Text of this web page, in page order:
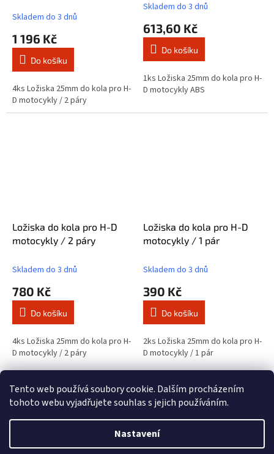
Tento web používá soubory cookie. Dalším procházením
tohoto webu vyjadřujete souhlas s jejich používáním.
Nastavení
Skladem do 3 dnů
1 196 Kč
Do košíku
4ks Ložiska 25mm do kola pro H-
D motocykly / 2 páry
Průměrné
produktu
5,0
5
hvězdiček.
Skladem do 3 dnů
613,60 Kč
Do košíku
1ks Ložiska 25mm do kola pro H-
D motocykly ABS
Ložiska do kola pro H-D
motocykly / 2 páry
Skladem do 3 dnů
780 Kč
Do košíku
4ks Ložiska 25mm do kola pro H-
D motocykly / 2 páry
Ložiska do kola pro H-D
motocykly / 1 pár
Skladem do 3 dnů
390 Kč
Do košíku
2ks Ložiska 25mm do kola pro H-
D motocykly / 1 pár
O
v
á
d
a
18 položek celkem
Vytvořil Shoptet